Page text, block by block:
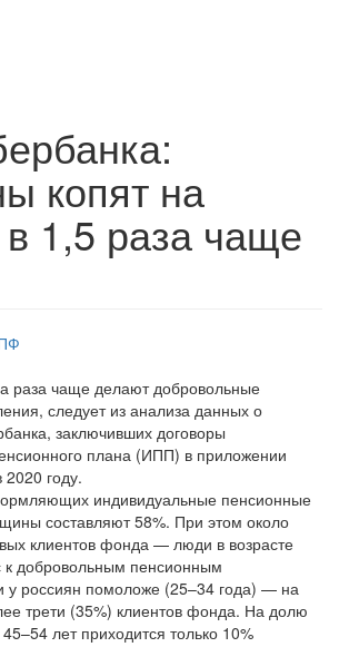
копят на
1,5 раза чаще
раза чаще делают добровольные
следует из анализа данных о
заключивших договоры
плана (ИПП) в приложении
году.
индивидуальные пенсионные
составляют 58%. При этом около
клиентов фонда — люди в возрасте
к добровольным пенсионным
у россиян помоложе (25–34 года) — на
трети (35%) клиентов фонда. На долю
лет приходится только 10%